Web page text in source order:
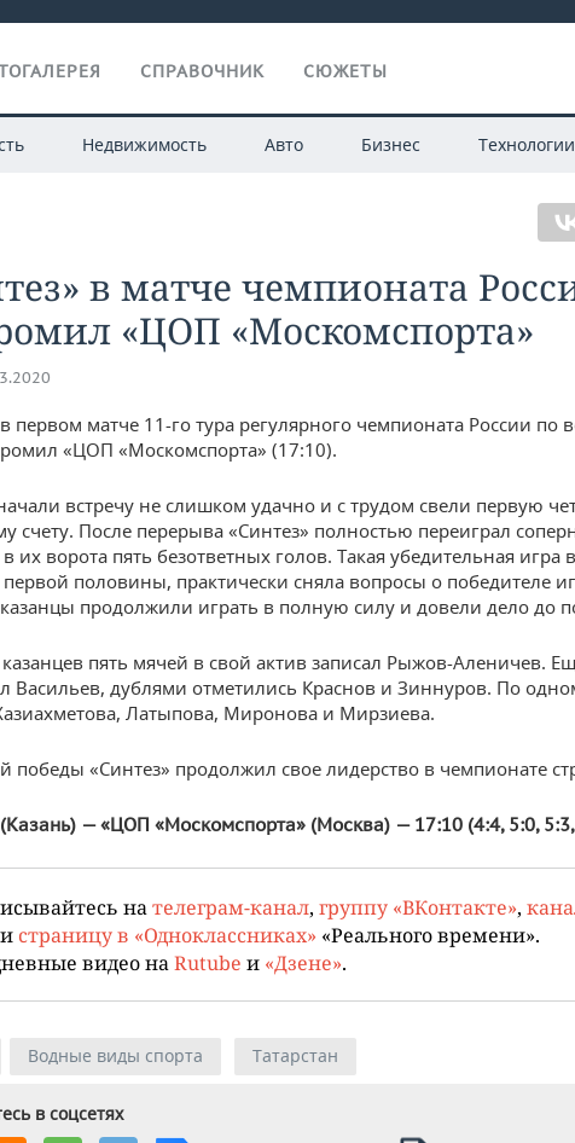
СПРАВОЧНИК СЮЖЕТЫ
Недвижимость Авто Бизнес Технологии
в матче чемпионата
«ЦОП «Москомспорта»
первом матче 11-го тура регулярного чемпионата России по
«ЦОП «Москомспорта» (17:10).
встречу не слишком удачно и с трудом свели первую
счету. После перерыва «Синтез» полностью переиграл
их ворота пять безответных голов. Такая убедительная игра в
половины, практически сняла вопросы о победителе
продолжили играть в полную силу и довели дело до
казанцев пять мячей в свой актив записал Рыжов-Аленичев.
Васильев, дублями отметились Краснов и Зиннуров. По
Латыпова, Миронова и Мирзиева.
победы «Синтез» продолжил свое лидерство в чемпионате
— «ЦОП «Москомспорта» (Москва) — 17:10 (4:4, 5:0,
на телеграм-канал, группу «ВКонтакте»,
и страницу в «Одноклассниках» «Реального времени».
видео на Rutube и «Дзене».
Водные виды спорта Татарстан
в соцсетях